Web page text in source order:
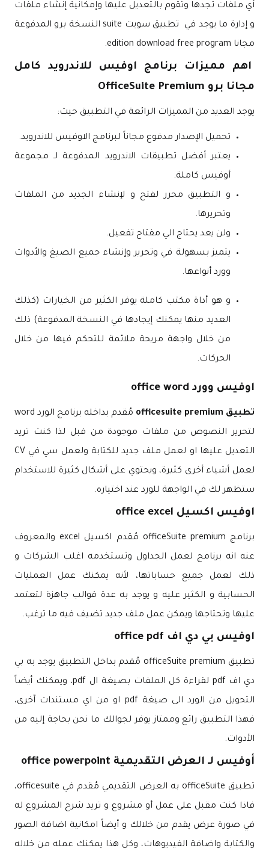
أي ملفات تجدها وتقوم بالتعديل عليها وإمكانية إنشاء ملفات
و إدارة ما يوجد في تطبيق سويت suite النسخة برو المدفوعة
مجانا edition download free program.
اهم مميزات برنامج اوفيس للاندرويد كامل
مجانا برو OfficeSuite Premium
يوجد العديد من المميزات الرائعة في التطبيق حيث:
تحميل الإصدار مدفوع مجاناً لبرنامج الاوفيس للاندرويد.
يعتبر أفضل تطبيقات الاندرويد المدفوعة لـ مجموعة
أوفيس كاملة.
و التطبيق محرر لفتح و لإنشاء الجديد من الملفات
وتحريرها.
ولن يعد يحتاج الي مفتاح تفعيل.
يتميز بسهولة في وتحرير وإنشاء جميع الصيغ والأدوات
وورد أنواعها.
و هو أداة مكتب كاملة يوفر الكثير من الخيارات (كذلك
العديد منها يمكنك إيجادها في النسخة المدفوعة) ذلك
من خلال واجهة مريحة ملائمة للتحكم فيها من خلال
الحركات.
اوفيس وورد office word
تطبيق officesuite premium
مُقدم بداخله برنامج الورد word
لتحرير النصوص من ملفات موجودة من قبل لذا كنت تريد
التعديل عليها او لعمل ملف جديد للكتابة ولعمل سي في CV
لعمل أشياء أخرى كثيرة، ويحتوي على أشكال كثيرة للاستخدام
ستظهر لك في الواجهة للورد عند اختياره.
اوفيس اكسيل office excel
برنامج officeSuite premium مُقدم اكسيل excel والمعروف
عنه انه برنامج لعمل الجداول وتستخدمه اغلب الشركات و
ذلك لعمل جميع حساباتها، لأنه يمكنك عمل العمليات
الحسابية و الكثير عليه و يوجد به عدة قوالب جاهزة لتعتمد
عليها وتحتاجها ويمكن عمل ملف جديد تضيف فيه ما ترغب.
اوفيس بي دي اف office pdf
تطبيق officeSuite premium مُقدم بداخل التطبيق يوجد به بي
دي اف pdf لقراءة كل الملفات بصيغة ال pdf، ويمكنك أيضاً
التحويل من الورد الى صيغة pdf او من اي مستندات آخرى،
فهذا التطبيق رائع وممتاز يوفر لجوالك ما نحن بحاجة إليه من
الأدوات.
أوفيس لـ العرض التقديمية office powerpoint
تطبيق officeSuite به العرض التقديمي مُقدم في officesuite،
فاذا كنت مقبل على عمل أو مشروع و تريد شرح المشروع له
في صورة عرض يقدم من خلالك و أيضاً امكانية اضافة الصور
والكتابة واضافة الفيديوهات، وكل هذا يمكنك عمله من خلاله